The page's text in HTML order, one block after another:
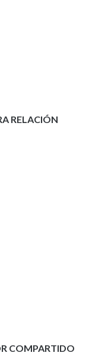
RELACIÓN
COMPARTIDO